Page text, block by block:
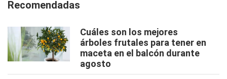
Recomendadas
Cuáles son los mejores
árboles frutales para tener en
maceta en el balcón durante
agosto